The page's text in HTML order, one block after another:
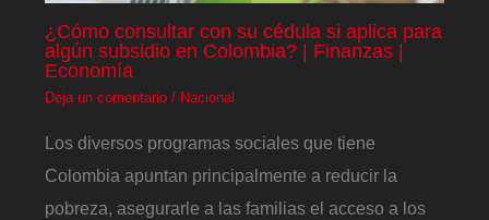
¿Cómo consultar con su cédula si aplica para
algún subsidio en Colombia? | Finanzas |
Economía
Deja un comentario / Nacional
Los diversos programas sociales que tiene
Colombia apuntan principalmente a reducir la
pobreza, asegurarle a las familias el acceso a los